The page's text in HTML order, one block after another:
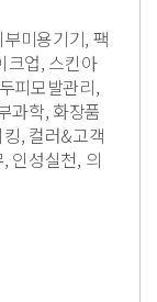
미용기기, 팩
크업, 스킨아
피모발관리,
과학, 화장품
, 컬러&고객
인성실천, 의